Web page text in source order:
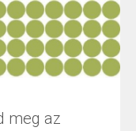
meg az